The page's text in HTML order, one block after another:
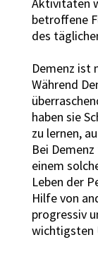
Aktivitäten
betroffene
des
Demenz ist
Während
haben sie
zu lernen,
Bei
einem
Leben der
Hilfe von
progressiv
wichtigsten